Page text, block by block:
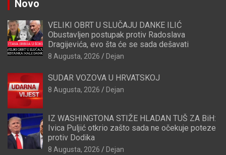
Novo
VELIKI OBRT U SLUČAJU DANKE ILIĆ
Obustavljen postupak protiv Radoslava
Dragijevića, evo šta će se sada dešavati
8 Augusta, 2026 Dejan
SUDAR VOZOVA U HRVATSKOJ
8 Augusta, 2026 Dejan
IZ WASHINGTONA STIŽE HLADAN TUŠ ZA BiH:
Ivica Puljić otkrio zašto sada ne očekuje poteze
protiv Dodika
8 Augusta, 2026 Dejan